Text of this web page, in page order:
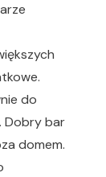
do
Dobry bar
domem.